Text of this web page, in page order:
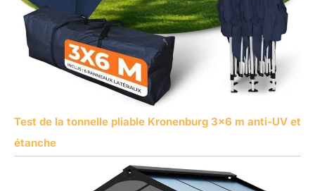
Test de la tonnelle pliable Kronenburg 3×6 m anti-UV et
étanche